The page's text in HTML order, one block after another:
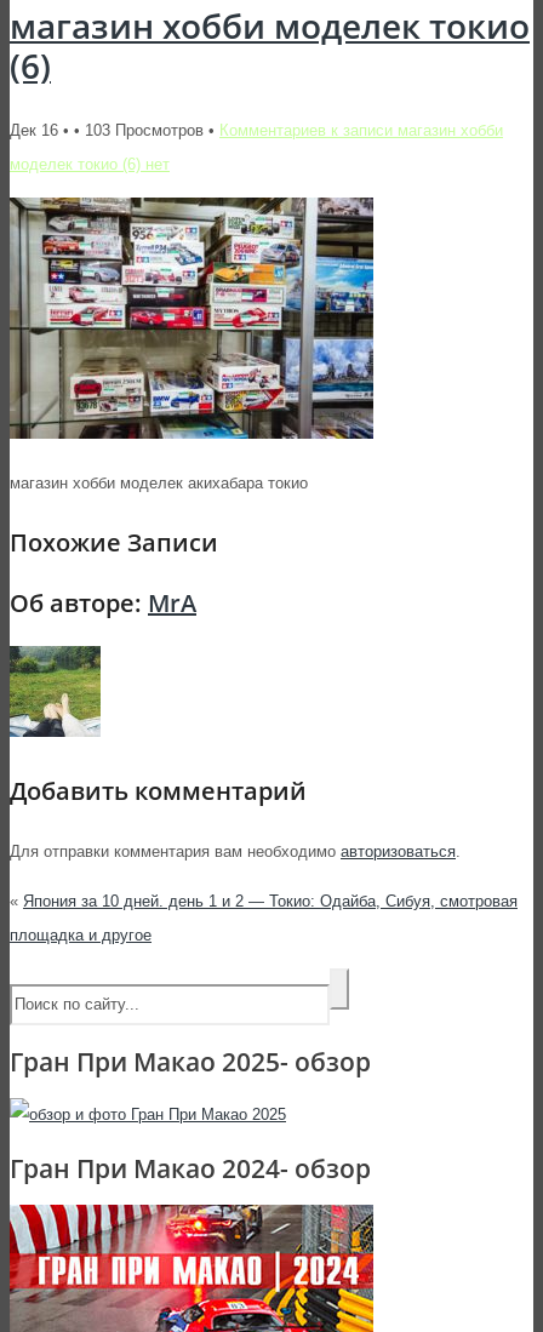
магазин хобби моделек токио
(6)
Дек 16 • • 103 Просмотров • Комментариев к записи магазин хобби
моделек токио (6) нет
магазин хобби моделек акихабара токио
Похожие Записи
Об авторе: MrA
Добавить комментарий
Для отправки комментария вам необходимо авторизоваться.
« Япония за 10 дней. день 1 и 2 — Токио: Одайба, Сибуя, смотровая
площадка и другое
Гран При Макао 2025- обзор
Гран При Макао 2024- обзор